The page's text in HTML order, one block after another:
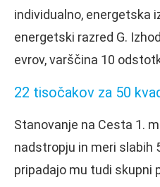
individualno, energetska
energetski razred G.
evrov, varščina 10
22 tisočakov za 50
Stanovanje na Cesta 1.
nadstropju in meri slabih
pripadajo mu tudi skupni